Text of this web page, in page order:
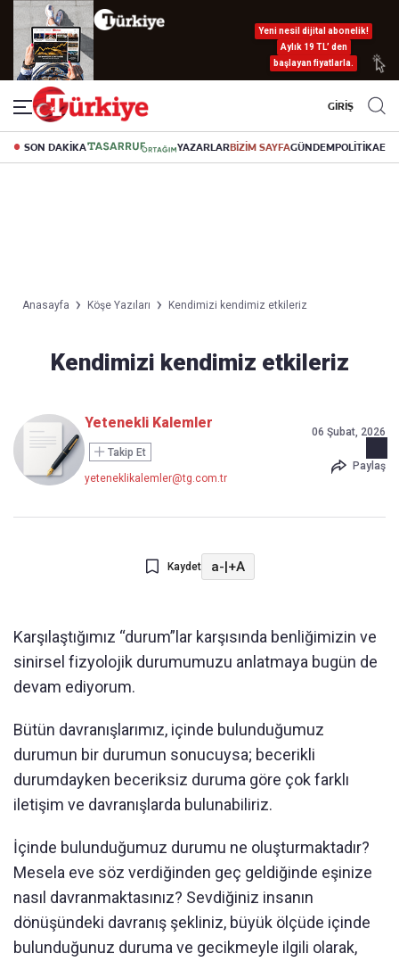
Yeni nesil dijital abonelik!
Aylık 19 TL’ den
başlayan fiyatlarla.
GİRİŞ
SON DAKİKA YAZARLARBİZİM SAYFAGÜNDEMPOLİTİKA
Anasayfa Köşe Yazıları Kendimizi kendimiz etkileriz
Kendimizi kendimiz etkileriz
Yetenekli Kalemler
Takip Et
yeteneklikalemler@tg.com.tr
06 Şubat, 2026
Paylaş
Kaydet a-|+A
Karşılaştığımız “durum”lar karşısında benliğimizin ve
sinirsel fizyolojik durumumuzu anlatmaya bugün de
devam ediyorum.
Bütün davranışlarımız, içinde bulunduğumuz
durumun bir durumun sonucuysa; becerikli
durumdayken beceriksiz duruma göre çok farklı
iletişim ve davranışlarda bulunabiliriz.
İçinde bulunduğumuz durumu ne oluşturmaktadır?
Mesela eve söz verdiğinden geç geldiğinde eşinize
nasıl davranmaktasınız? Sevdiğiniz insanın
dönüşündeki davranış şekliniz, büyük ölçüde içinde
bulunduğunuz duruma ve gecikmeyle ilgili olarak,